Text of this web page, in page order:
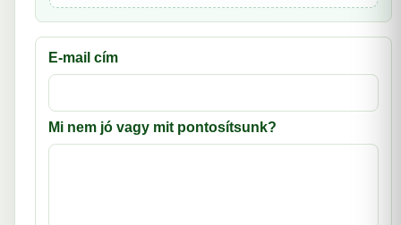
E-mail cím
Mi nem jó vagy mit pontosítsunk?